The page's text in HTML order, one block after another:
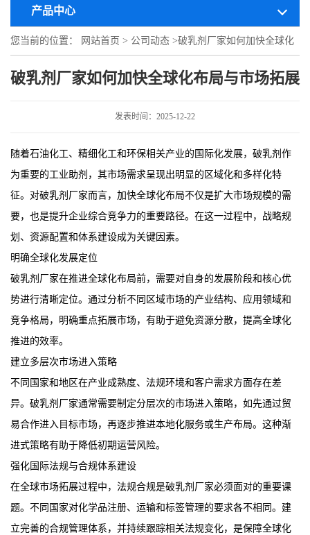
产品中心
您当前的位置： 网站首页 > 公司动态 >破乳剂厂家如何加快全球化
布局与市场拓展
破乳剂厂家如何加快全球化布局与市场拓展
发表时间：2025-12-22
随着石油化工、精细化工和环保相关产业的国际化发展，破乳剂作
为重要的工业助剂，其市场需求呈现出明显的区域化和多样化特
征。对破乳剂厂家而言，加快全球化布局不仅是扩大市场规模的需
要，也是提升企业综合竞争力的重要路径。在这一过程中，战略规
划、资源配置和体系建设成为关键因素。
明确全球化发展定位
破乳剂厂家在推进全球化布局前，需要对自身的发展阶段和核心优
势进行清晰定位。通过分析不同区域市场的产业结构、应用领域和
竞争格局，明确重点拓展市场，有助于避免资源分散，提高全球化
推进的效率。
建立多层次市场进入策略
不同国家和地区在产业成熟度、法规环境和客户需求方面存在差
异。破乳剂厂家通常需要制定分层次的市场进入策略，如先通过贸
易合作进入目标市场，再逐步推进本地化服务或生产布局。这种渐
进式策略有助于降低初期运营风险。
强化国际法规与合规体系建设
在全球市场拓展过程中，法规合规是破乳剂厂家必须面对的重要课
题。不同国家对化学品注册、运输和标签管理的要求各不相同。建
立完善的合规管理体系，并持续跟踪相关法规变化，是保障全球化